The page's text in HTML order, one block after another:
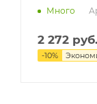
Много
2 272 руб.
-10%